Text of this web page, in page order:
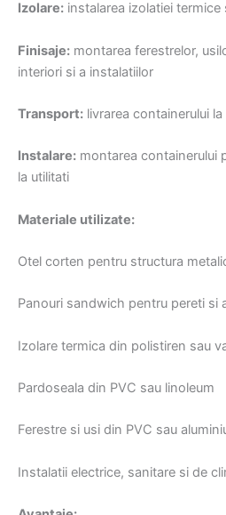
Izolare: instalarea izolatiei termice
Finisaje: montarea ferestrelor,
interiori si a instalatiilor
Transport: livrarea containerului
Instalare: montarea containerului
la utilitati
Materiale utilizate:
Otel corten pentru structura
Panouri sandwich pentru pereti si
Izolare termica din polistiren sau
Pardoseala din PVC sau linoleum
Ferestre si usi din PVC sau
Instalatii electrice, sanitare si de